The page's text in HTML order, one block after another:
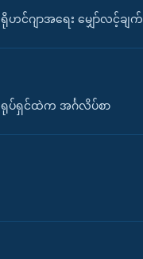
ရိုဟင်ဂျာအရေး မျှော်လင့်ချက်
ရုပ်ရှင်ထဲက အင်္ဂလိပ်စာ